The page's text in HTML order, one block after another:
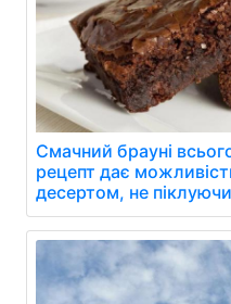
Смачний брауні
рецепт дає
десертом, не